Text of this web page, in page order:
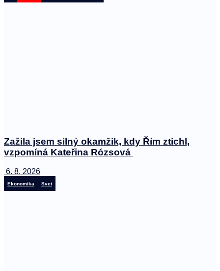
Zažila jsem silný okamžik, kdy Řím ztichl,
vzpomíná Kateřina Rózsová
6. 8. 2026
Ekonomika Svet